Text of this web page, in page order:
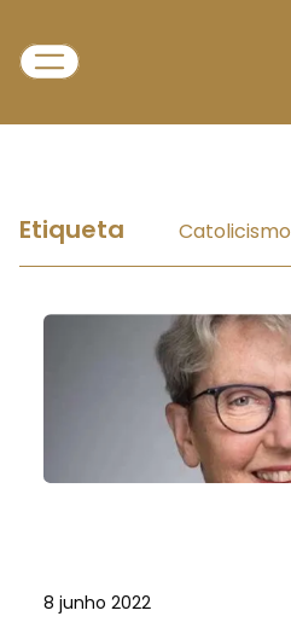
Etiqueta Catolicismo
8 junho 2022